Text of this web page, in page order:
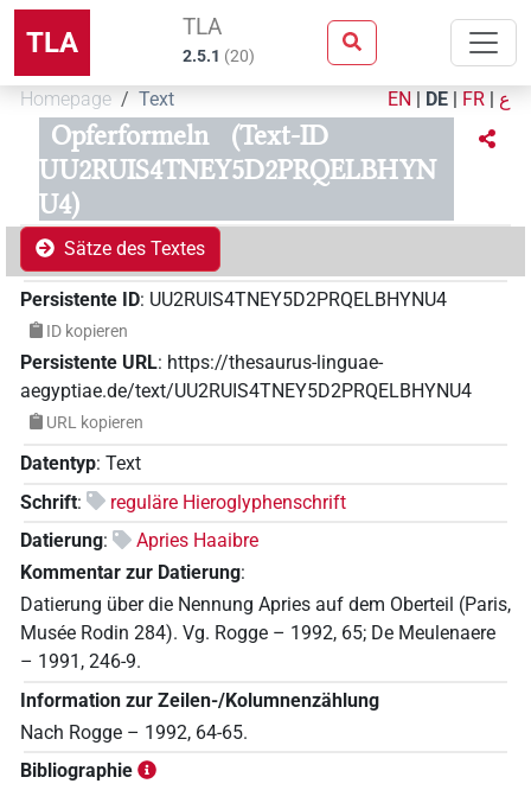
TLA TLA
2.5.1 (20)
Homepage Text EN | DE | FR | ع
Opferformeln
(Text-ID
UU2RUIS4TNEY5D2PRQELBHYN
U4)
Sätze des Textes
Persistente ID: UU2RUIS4TNEY5D2PRQELBHYNU4
ID kopieren
Persistente URL: https://thesaurus-linguae-
aegyptiae.de/text/UU2RUIS4TNEY5D2PRQELBHYNU4
URL kopieren
Datentyp: Text
Schrift:
reguläre Hieroglyphenschrift
Datierung:
Apries Haaibre
Kommentar zur Datierung:
Datierung über die Nennung Apries auf dem Oberteil (Paris,
Musée Rodin 284). Vg. Rogge – 1992, 65; De Meulenaere
– 1991, 246-9.
Information zur Zeilen-/Kolumnenzählung
Nach Rogge – 1992, 64-65.
Bibliographie